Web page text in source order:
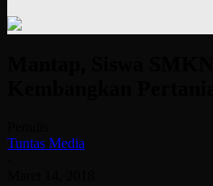
Tuntas Media